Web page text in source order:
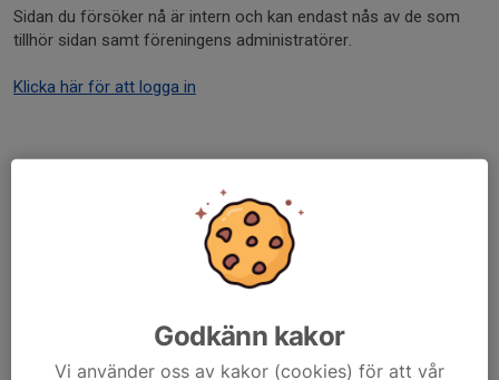
Sidan du försöker nå är intern och kan endast nås av de som
tillhör sidan samt föreningens administratörer.
Klicka här för att logga in
Godkänn kakor
Vi använder oss av kakor (cookies) för att vår